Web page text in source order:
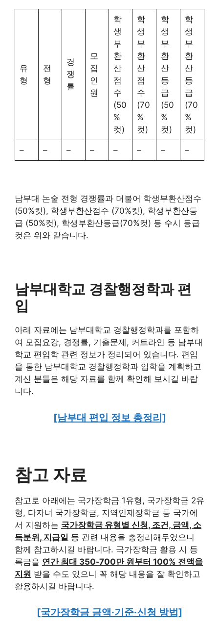
유
형
전
형
경
쟁
률
모
집
인
원
학
생
부
환
산
점
수
(50
%
컷)
학
생
부
환
산
점
수
(70
%
컷)
학
생
부
환
산
등
급
(50
%
컷)
학
생
부
환
산
등
급
(70
%
컷)
– – – – – – – –
남부대 논술 전형 경쟁률과 더불어 학생부환산점수
(50%컷), 학생부환산점수 (70%컷), 학생부환산등
급 (50%컷), 학생부환산등급(70%컷) 등 수시 등급
컷은 위와 같습니다.
남부대학교 경찰행정학과 편
입
아래 자료에는 남부대학교 경찰행정학과를 포함하
여 모집요강, 경쟁률, 기출문제, 커트라인 등 남부대
학교 편입학 관련 정보가 정리되어 있습니다. 편입
을 통한 남부대학교 경찰행정학과 입학을 계획하고
계신 분들은 해당 자료를 함께 확인해 보시길 바랍
니다.
[남부대 편입 정보 총정리]
참고 자료
참고로 아래에는 국가장학금 1유형, 국가장학금 2유
형, 다자녀 국가장학금, 지역인재장학금 등 국가에
서 지원하는 국가장학금 유형별 신청, 조건, 금액, 소
득분위, 지급일 등 관련 내용을 총정리해두었으니
함께 참고하시길 바랍니다. 국가장학금 활용 시 등
록금을 연간 최대 350-700만 원부터 100% 전액을
지원 받을 수도 있으니 꼭 해당 내용을 잘 확인하고
활용하시길 바랍니다.
[국가장학금 금액·기준·신청 방법]